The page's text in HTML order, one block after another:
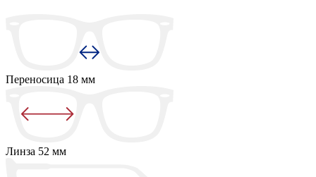
Переносица 18 мм
Линза 52 мм